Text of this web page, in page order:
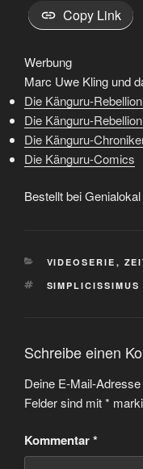
Copy Link
Werbung
Marc Uwe Kling und
Die Känguru-
Die Känguru-
Die Känguru-
Die Känguru-Comics
Bestellt bei
KATEGORIEN
VIDEOSERIE ,
SCHLAGWÖRTER
SIMPLICISSIMUS
Schreibe einen
Deine E-Mail-
Felder sind mit*
Kommentar*